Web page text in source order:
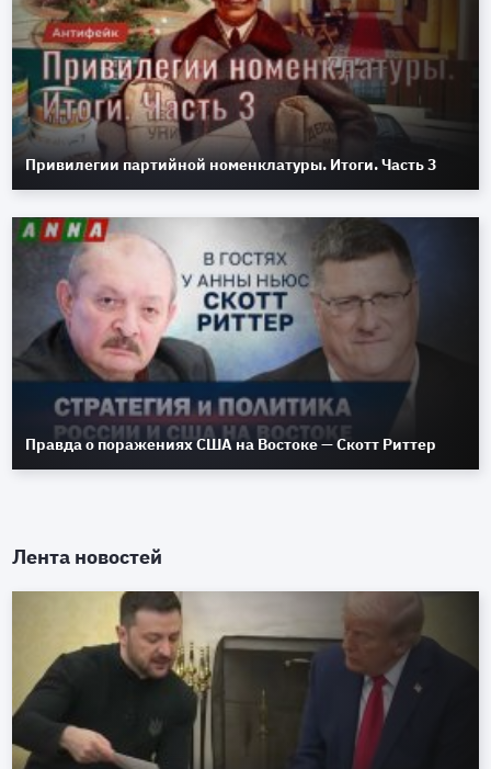
Привилегии партийной номенклатуры. Итоги. Часть 3
Правда о поражениях США на Востоке — Скотт Риттер
Лента новостей